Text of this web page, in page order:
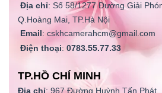
Địa chỉ: Số 58/1277 Đường Giải
Q.Hoàng Mai, TP.Hà Nội
Email: cskhcamerahcm@gmail.com
Điện thoại: 0783.55.77.33
TP.HỒ CHÍ MINH
Địa chỉ: 967 Đường Huỳnh Tấn Phát,